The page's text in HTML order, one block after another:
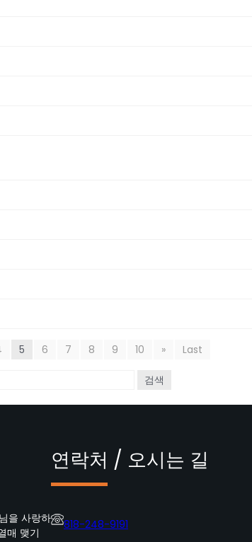
5 6 7 8 9 10 » Last
검색
을 사랑하
매 맺기
연락처 / 오시는 길
818-248-9191